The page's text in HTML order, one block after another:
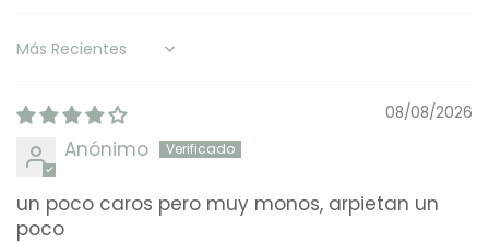
Sort by
08/08/2026
Anónimo
un poco caros pero muy monos, arpietan un
poco